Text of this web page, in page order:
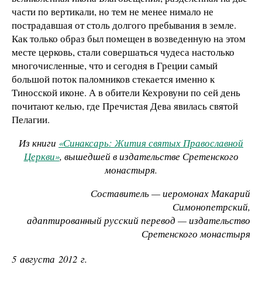
части по вертикали, но тем не менее нимало не
пострадавшая от столь долгого пребывания в земле.
Как только образ был помещен в возведенную на этом
месте церковь, стали совершаться чудеса настолько
многочисленные, что и сегодня в Греции самый
большой поток паломников стекается именно к
Тиносской иконе. А в обители Кехровуни по сей день
почитают келью, где Пречистая Дева явилась святой
Пелагии.
Из книги «Синаксарь: Жития святых Православной
Церкви», вышедшей в издательстве Сретенского
монастыря.
Составитель — иеромонах Макарий
Симонопетрский,
адаптированный русский перевод — издательство
Сретенского монастыря
5 августа 2012 г.